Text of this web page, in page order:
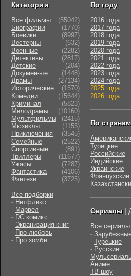
Категории
Все фильмы
(55042)
Биографии
(1770)
Боевики
(8997)
Вестерны
(632)
Военные
(2282)
Детективы
(2817)
Детские
(204)
Докумен-ые
(1448)
Драмы
(27134)
Исторические
(1570)
Комедии
(15644)
Криминал
(5823)
Мелодрамы
(10160)
Мультфильмы
(2415)
Мюзиклы
(1155)
Приключения
(3545)
Семейные
(2522)
Cпортивные
(891)
Триллеры
(11677)
Ужасы
(7287)
Фантастика
(4106)
Фэнтези
(3725)
Все подборки
- Нетфликс
- Марвел
- DC комикс
- Экранизация книг
- Про любовь
- Про зомби
По году
2016 года
2017 года
2018 года
2019 года
2020 года
2021 года
2022 года
2023 года
2024 года
2025 года
2026 года
По странам
Турецкие
Российские
Индийские
Украинские
Французские
Сериалы
Все сериалы
-
- Турецкие
- Русские
Аниме
ТВ-шоу